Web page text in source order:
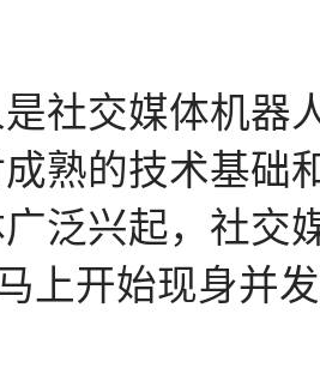
社交媒体机器
熟的技术基础
泛兴起，社交
上开始现身并